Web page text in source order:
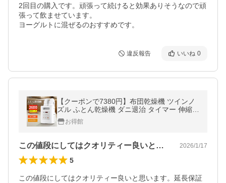
2回目の購入です。頑張って続けると効果ありそうなので頑
張って飲ませています。
ヨーグルトに混ぜるのおすすめです。
違反報告 いいね 0
【クーポンで7380円】布団乾燥機 ツインノ
ズル ふとん乾燥機 ダニ退治 タイマー 伸縮ホ
ース 除臭 ダニ ダブルホース 布団 乾燥 除湿
靴乾燥 梅雨対策
お得館
この値段にしてはクオリティー良いと思い… 2026/1/17
5
この値段にしてはクオリティー良いと思います。延長保証